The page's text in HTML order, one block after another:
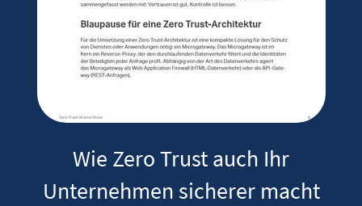
Wie Zero Trust auch Ihr
Unternehmen sicherer macht